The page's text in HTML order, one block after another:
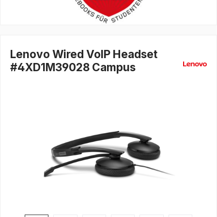
Lenovo Wired VoIP Headset
#4XD1M39028 Campus